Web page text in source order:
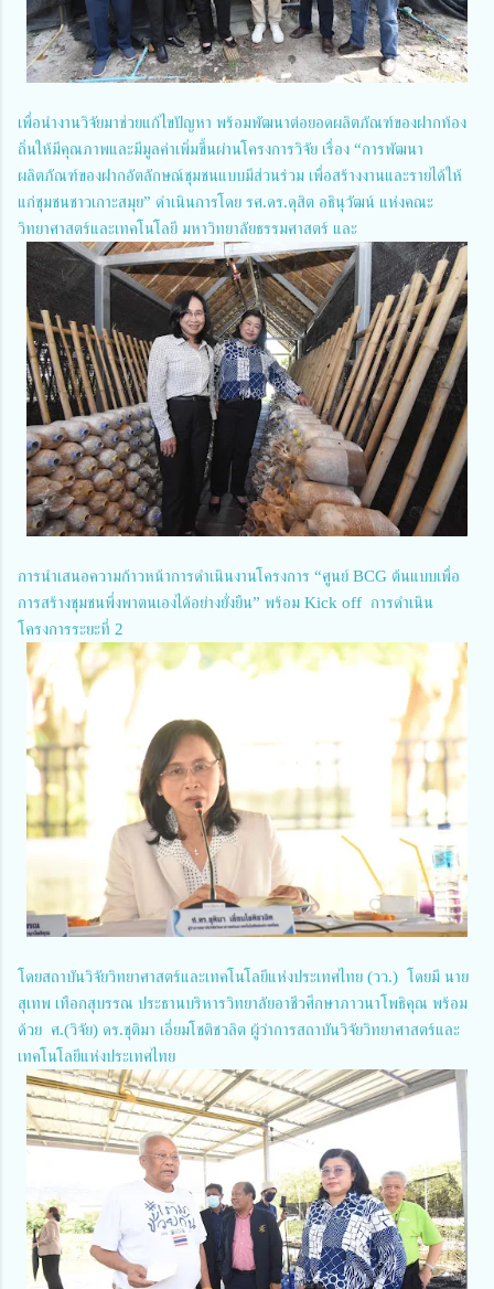
เพื่อนำงานวิจัยมาช่วยแก้ไขปัญหา พร้อมพัฒนาต่อยอดผลิตภัณฑ์ของฝากท้อง
ถิ่นให้มีคุณภาพและมีมูลค่าเพิ่มขึ้นผ่านโครงการวิจัย เรื่อง “การพัฒนา
ผลิตภัณฑ์ของฝากอัตลักษณ์ชุมชนแบบมีส่วนร่วม เพื่อสร้างงานและรายได้ให้
แก่ชุมชนชาวเกาะสมุย” ดำเนินการโดย รศ.ดร.ดุสิต อธินุวัฒน์ แห่งคณะ
วิทยาศาสตร์และเทคโนโลยี มหาวิทยาลัยธรรมศาสตร์ และ
การนำเสนอความก้าวหน้าการดำเนินงานโครงการ “ศูนย์ BCG ต้นแบบเพื่อ
การสร้างชุมชนพึ่งพาตนเองได้อย่างยั่งยืน” พร้อม Kick off การดำเนิน
โครงการระยะที่ 2
โดยสถาบันวิจัยวิทยาศาสตร์และเทคโนโลยีแห่งประเทศไทย (วว.) โดยมี นาย
สุเทพ เทือกสุบรรณ ประธานบริหารวิทยาลัยอาชีวศึกษาภาวนาโพธิคุณ พร้อม
ด้วย ศ.(วิจัย) ดร.ชุติมา เอี่ยมโชติชวลิต ผู้ว่าการสถาบันวิจัยวิทยาศาสตร์และ
เทคโนโลยีแห่งประเทศไทย